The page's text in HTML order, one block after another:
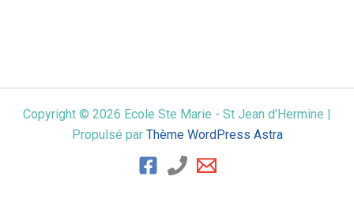
Copyright © 2026 Ecole Ste Marie - St Jean d'Hermine |
Propulsé par Thème WordPress Astra